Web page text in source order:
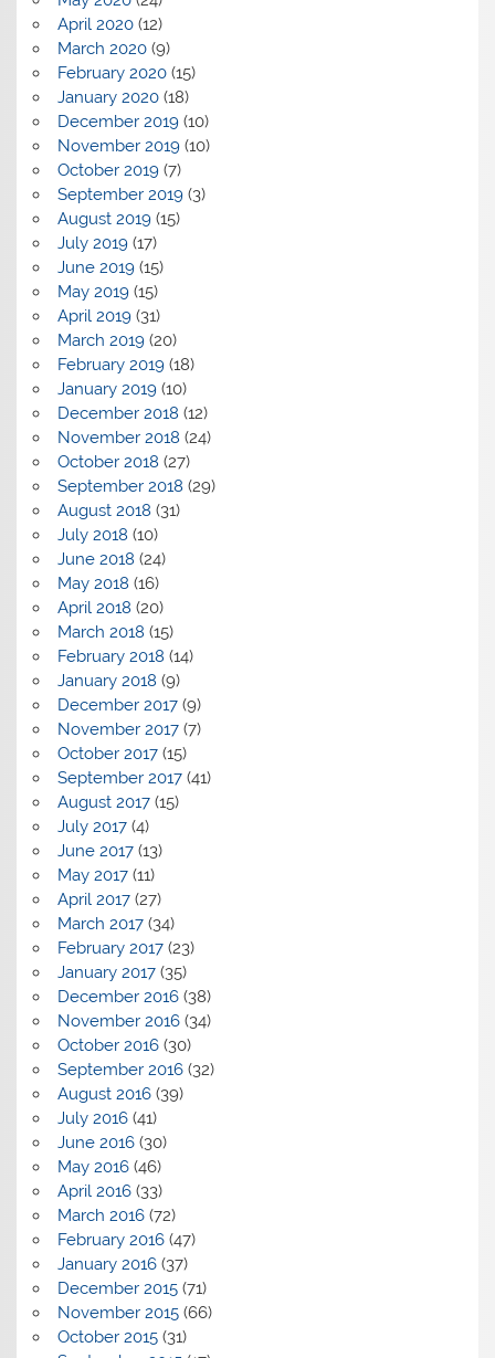
April 2020(12)
March 2020(9)
February 2020(15)
January 2020(18)
December 2019(10)
November 2019(10)
October 2019(7)
September 2019(3)
August 2019(15)
July 2019(17)
June 2019(15)
May 2019(15)
April 2019(31)
March 2019(20)
February 2019(18)
January 2019(10)
December 2018 (12)
November 2018 (24)
October 2018 (27)
September 2018 (29)
August 2018 (31)
July 2018 (10)
June 2018 (24)
May 2018 (16)
April 2018 (20)
March 2018 (15)
February 2018 (14)
January 2018 (9)
December 2017(9)
November 2017(7)
October 2017(15)
September 2017(41)
August 2017(15)
July 2017(4)
June 2017(13)
May 2017(11)
April 2017(27)
March 2017(34)
February 2017(23)
January 2017(35)
December 2016(38)
November 2016(34)
October 2016(30)
September 2016(32)
August 2016(39)
July 2016(41)
June 2016(30)
May 2016(46)
April 2016(33)
March 2016(72)
February 2016(47)
January 2016(37)
December 2015(71)
November 2015(66)
October 2015(31)